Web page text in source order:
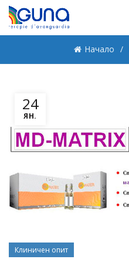
Начало
24
ЯН.
Клиничен опит